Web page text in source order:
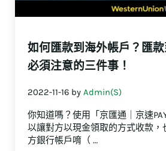
如何匯款到海外帳戶？ 匯
必須注意的三件事！
2022-11-16 byAdmin(S)
你知道嗎？使用「京匯通｜京速
以讓對方以現金領取的方式收款，
方銀行帳戶唷（ …